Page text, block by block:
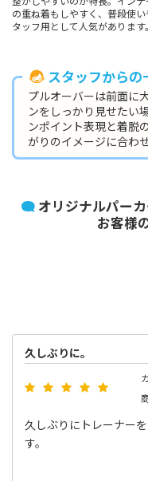
の重ね着もしやすく、普段使い
タッフ用として人気があります。
スタッフからの
プルオーバーは前面に
ンをしっかり見せたい
ンポイント表現と着脱
がりのイメージに合わ
オリジナルパー
お客様
久しぶりに。
久しぶりにトレーナー
す。